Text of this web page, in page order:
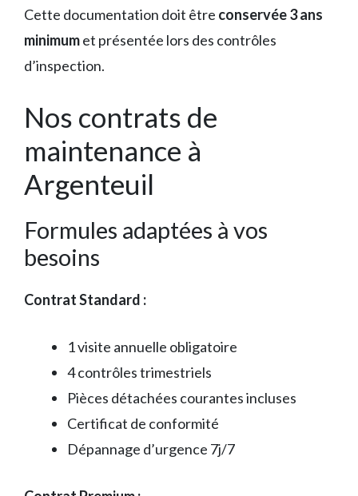
Cette documentation doit être conservée 3 ans
minimumet présentée lors des contrôles
d’inspection.
Nos contrats de
maintenance à
Argenteuil
Formules adaptées à vos
besoins
Contrat Standard :
1 visite annuelle obligatoire
4 contrôles trimestriels
Pièces détachées courantes incluses
Certificat de conformité
Dépannage d’urgence 7j/7